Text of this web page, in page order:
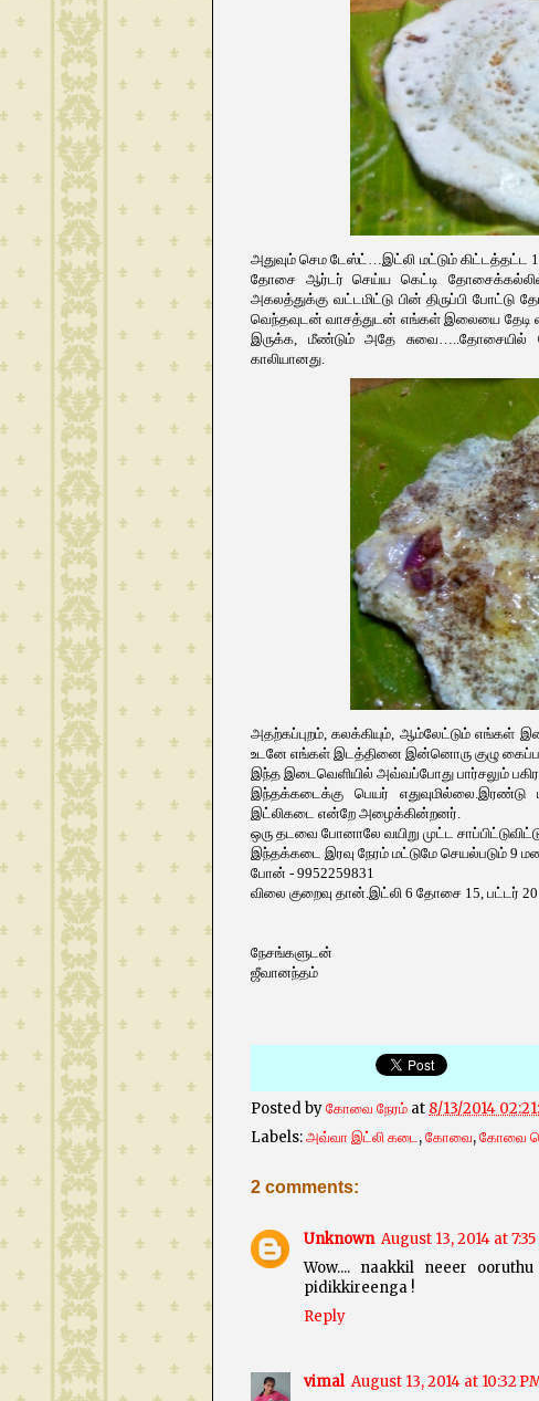
அதுவும் செம டேஸ்ட்…இட்லி மட்டும் கிட்டத்தட்ட
தோசை ஆர்டர் செய்ய கெட்டி
அகலத்துக்கு வட்டமிட்டு பின் திருப்பி
வெந்தவுடன் வாசத்துடன் எங்கள் இலையை
இருக்க, மீண்டும் அதே சுவை…..தோசையில்
காலியானது.
அதற்கப்புறம், கலக்கியும், ஆம்லேட்டும் எங்கள்
உடனே எங்கள் இடத்தினை இன்னொரு குழு
இந்த இடைவெளியில் அவ்வப்போது பார்சலும்
இந்தக்கடைக்கு பெயர்
இட்லிகடை என்றே அழைக்கின்றனர்.
ஒரு தடவை போனாலே வயிறு முட்ட
இந்தக்கடை இரவு நேரம் மட்டுமே செயல்படும் 9
போன் - 9952259831
விலை குறைவு தான்.இட்லி 6 தோசை 15, பட்டர்
நேசங்களுடன்
ஜீவானந்தம்
Posted byகோவை நேரம் at 8/13/2014
Labels:அவ்வா இட்லி கடை,கோவை,கோவை
2 comments:
Unknown August 13, 2014 at
Wow.... naakkil neeer
pidikkireenga !
Reply
vimal August 13, 2014 at 10:32